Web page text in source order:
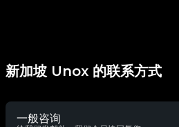
新加坡 Unox 的联系方式
一般咨询